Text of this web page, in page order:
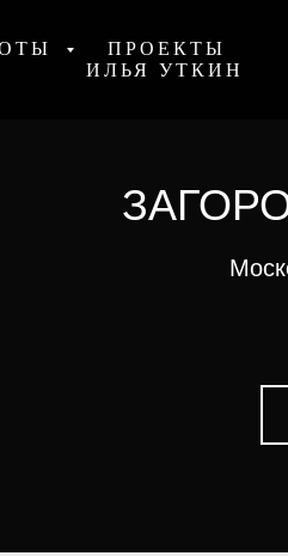
ПРОЕКТЫ
ИЛЬЯ УТКИН